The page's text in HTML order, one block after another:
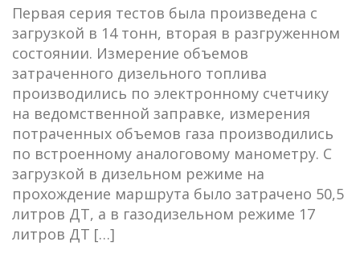
Первая серия тестов была произведена с
загрузкой в 14 тонн, вторая в разгруженном
состоянии. Измерение объемов
затраченного дизельного топлива
производились по электронному счетчику
на ведомственной заправке, измерения
потраченных объемов газа производились
по встроенному аналоговому манометру. С
загрузкой в дизельном режиме на
прохождение маршрута было затрачено 50,5
литров ДТ, а в газодизельном режиме 17
литров ДТ […]